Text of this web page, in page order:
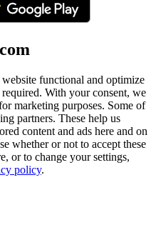
functional and optimize
With your consent, we
marketing purposes. Some of
partners. These help us
content and ads here and on
whether or not to accept these
or to change your settings,
policy.